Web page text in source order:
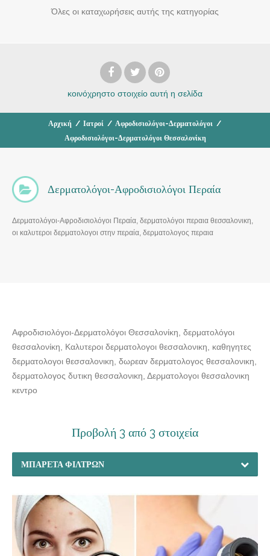
Όλες οι καταχωρήσεις αυτής της κατηγορίας
κοινόχρηστο στοιχείο αυτή η σελίδα
Αρχική / Ιατροί / Αφροδισιολόγοι-Δερματολόγοι /
Αφροδισιολόγοι-Δερματολόγοι Θεσσαλονίκη
Δερματολόγοι-Αφροδισιολόγοι Περαία
Δερματολόγοι-Αφροδισιολόγοι Περαία, δερματολόγοι περαια θεσσαλονικη,
οι καλυτεροι δερματολογοι στην περαία, δερματολογος περαια
Αφροδισιολόγοι-Δερματολόγοι Θεσσαλονίκη, δερματολόγοι
θεσσαλονίκη, Καλυτεροι δερματολογοι θεσσαλονικη, καθηγητες
δερματολογοι θεσσαλονικη, δωρεαν δερματολογος θεσσαλονικη,
δερματολογος δυτικη θεσσαλονικη, Δερματολογοι θεσσαλονικη
κεντρο
Προβολή 3 από 3 στοιχεία
ΜΠΑΡΈΤΑ ΦΊΛΤΡΩΝ